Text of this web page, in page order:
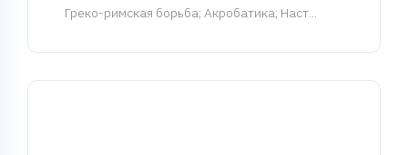
Греко-римская борьба; Акробатика; Наст...